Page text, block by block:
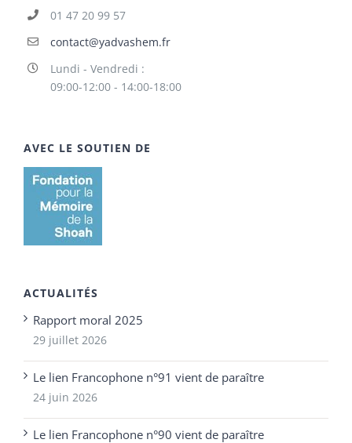
01 47 20 99 57
contact@yadvashem.fr
Lundi - Vendredi :
09:00-12:00 - 14:00-18:00
AVEC LE SOUTIEN DE
ACTUALITÉS
Rapport moral 2025
29 juillet 2026
Le lien Francophone n°91 vient de paraître
24 juin 2026
Le lien Francophone n°90 vient de paraître